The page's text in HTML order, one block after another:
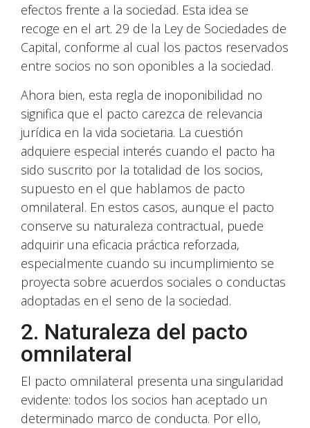
efectos frente a la sociedad. Esta idea se
recoge en el art. 29 de la Ley de Sociedades de
Capital, conforme al cual los pactos reservados
entre socios no son oponibles a la sociedad.
Ahora bien, esta regla de inoponibilidad no
significa que el pacto carezca de relevancia
jurídica en la vida societaria. La cuestión
adquiere especial interés cuando el pacto ha
sido suscrito por la totalidad de los socios,
supuesto en el que hablamos de pacto
omnilateral. En estos casos, aunque el pacto
conserve su naturaleza contractual, puede
adquirir una eficacia práctica reforzada,
especialmente cuando su incumplimiento se
proyecta sobre acuerdos sociales o conductas
adoptadas en el seno de la sociedad.
2. Naturaleza del pacto
omnilateral
El pacto omnilateral presenta una singularidad
evidente: todos los socios han aceptado un
determinado marco de conducta. Por ello,